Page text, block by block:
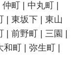
町 | 中丸町 |
| 東坂下 | 東山
| 前野町 | 三園 |
町 | 弥生町 |